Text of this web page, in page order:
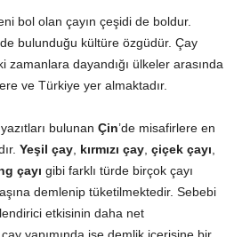
bol olan çayın çeşidi de boldur.
bulunduğu kültüre özgüdür. Çay
zamanlara dayandığı ülkeler arasında
ve Türkiye yer almaktadır.
bulunan Çin’de misafirlere en
Yeşil çay kırmızı çay çiçek çayı
çayı gibi farklı türde birçok çayı
demlenip tüketilmektedir. Sebebi
etkisinin daha net